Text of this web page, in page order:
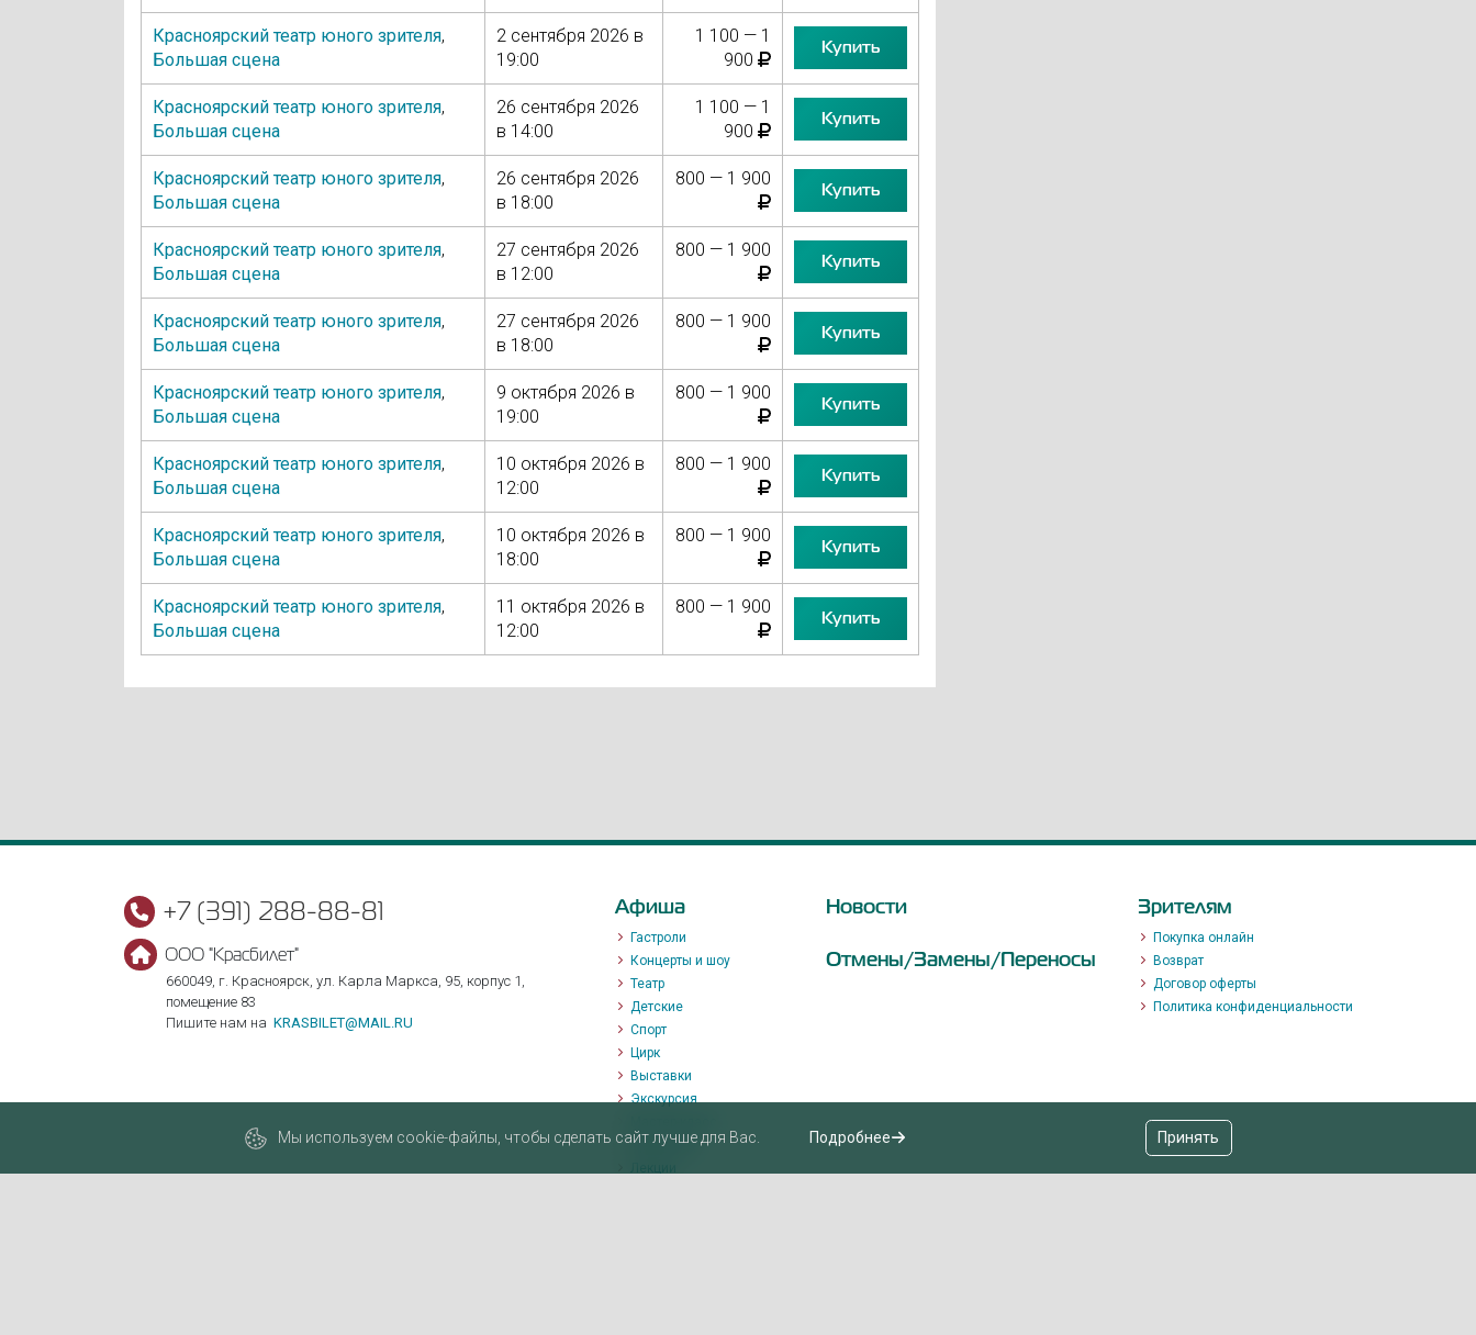
Красноярский театр юного зрителя,
Большая сцена
2 сентября 2026 в
19:00
1 100 — 1
900
Купить
Красноярский театр юного зрителя,
Большая сцена
26 сентября 2026
в 14:00
1 100 — 1
900
Купить
Красноярский театр юного зрителя,
Большая сцена
26 сентября 2026
в 18:00
800 — 1 900
Купить
Красноярский театр юного зрителя,
Большая сцена
27 сентября 2026
в 12:00
800 — 1 900
Купить
Красноярский театр юного зрителя,
Большая сцена
27 сентября 2026
в 18:00
800 — 1 900
Купить
Красноярский театр юного зрителя,
Большая сцена
9 октября 2026 в
19:00
800 — 1 900
Купить
Красноярский театр юного зрителя,
Большая сцена
10 октября 2026 в
12:00
800 — 1 900
Купить
Красноярский театр юного зрителя,
Большая сцена
10 октября 2026 в
18:00
800 — 1 900
Купить
Красноярский театр юного зрителя,
Большая сцена
11 октября 2026 в
12:00
800 — 1 900
Купить
+7 (391) 288-88-81
ООО "Красбилет"
660049, г. Красноярск, ул. Карла Маркса, 95, корпус 1,
помещение 83
Пишите нам на KRASBILET@MAIL.RU
Афиша
Гастроли
Концерты и шоу
Театр
Детские
Спорт
Цирк
Выставки
Экскурсия
Променад
Новости
Отмены/Замены/Переносы
Зрителям
Покупка онлайн
Возврат
Договор оферты
Политика конфиденциальности
Мы используем cookie-файлы, чтобы сделать сайт лучше для Вас. Подробнее Принять